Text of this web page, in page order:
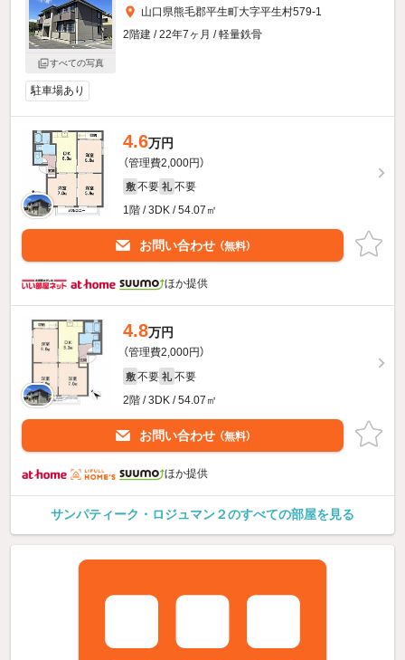
すべての写真
山口県熊毛郡平生町大字平生村579-1
2階建 / 22年7ヶ月 / 軽量鉄骨
駐車場あり
4.6万円
（管理費2,000円）
敷 不要 礼 不要
1階 / 3DK / 54.07㎡
お問い合わせ （無料）
ほか提供
4.8万円
（管理費2,000円）
敷 不要 礼 不要
2階 / 3DK / 54.07㎡
お問い合わせ （無料）
ほか提供
サンパティーク・ロジュマン２のすべての部屋を見る